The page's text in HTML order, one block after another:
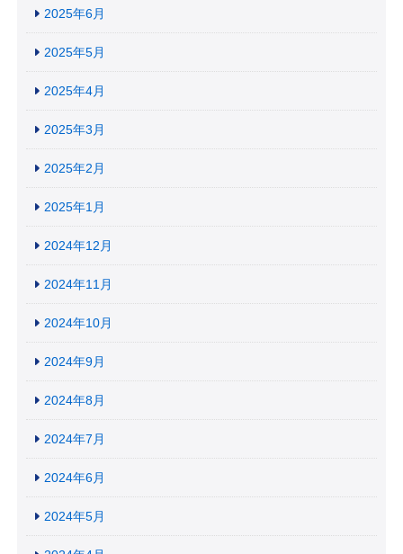
2025年6月
2025年5月
2025年4月
2025年3月
2025年2月
2025年1月
2024年12月
2024年11月
2024年10月
2024年9月
2024年8月
2024年7月
2024年6月
2024年5月